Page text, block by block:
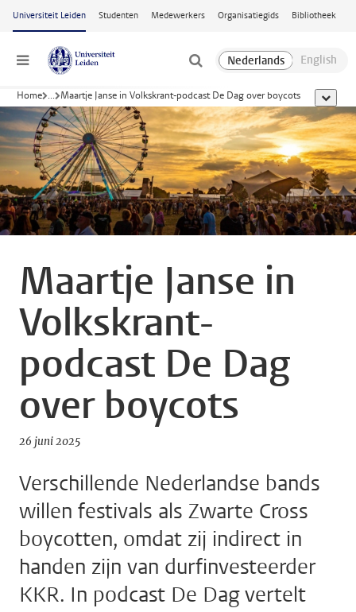
Ga naar hoofdinhoud
Universiteit Leiden Studenten Medewerkers Organisatiegids Bibliotheek
Menu
Home ... Maartje Janse in Volkskrant-podcast De Dag over boycots toon
Maartje Janse in
Volkskrant-
podcast De Dag
over boycots
26 juni 2025
Verschillende Nederlandse bands
willen festivals als Zwarte Cross
boycotten, omdat zij indirect in
handen zijn van durfinvesteerder
KKR. In podcast De Dag vertelt